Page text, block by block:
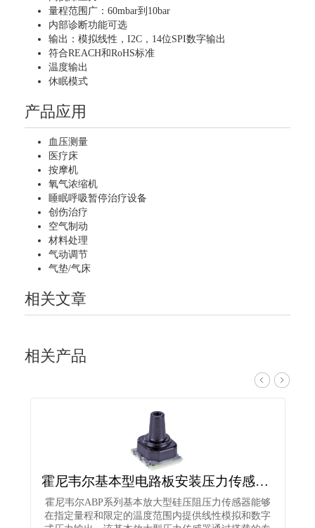
量程范围广：60mbar到10bar
内部诊断功能可选
输出：模拟线性，I2C，14位SPI数字输出
符合REACH和RoHS标准
温度输出
休眠模式
产品应用
血压测量
医疗床
按摩机
氧气浓缩机
睡眠呼吸暂停治疗设备
创伤治疗
空气制动
材料处理
气动调节
气垫/气床
相关文章
相关产品
霍尼韦尔基本型电路板安装压力传感器ABPLLND060MGAA3
霍尼韦尔ABP系列基本放大型硅压阻压力传感器能够
在指定量程和限定的温度范围内提供线性模拟和数字